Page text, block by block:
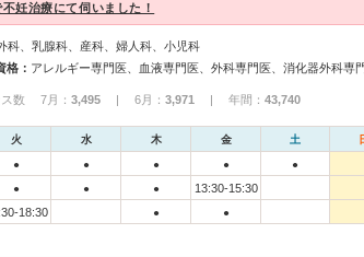
妊治療にて伺いました！
科、乳腺科、産科、婦人科、小児科
格：
ス数 7月： 3,495 | 6月： 3,971 | 年間： 43,740
火 水 木 金 土
● ● ● ● ●
● ● ●
13:30-15:30
18:30 ● ●